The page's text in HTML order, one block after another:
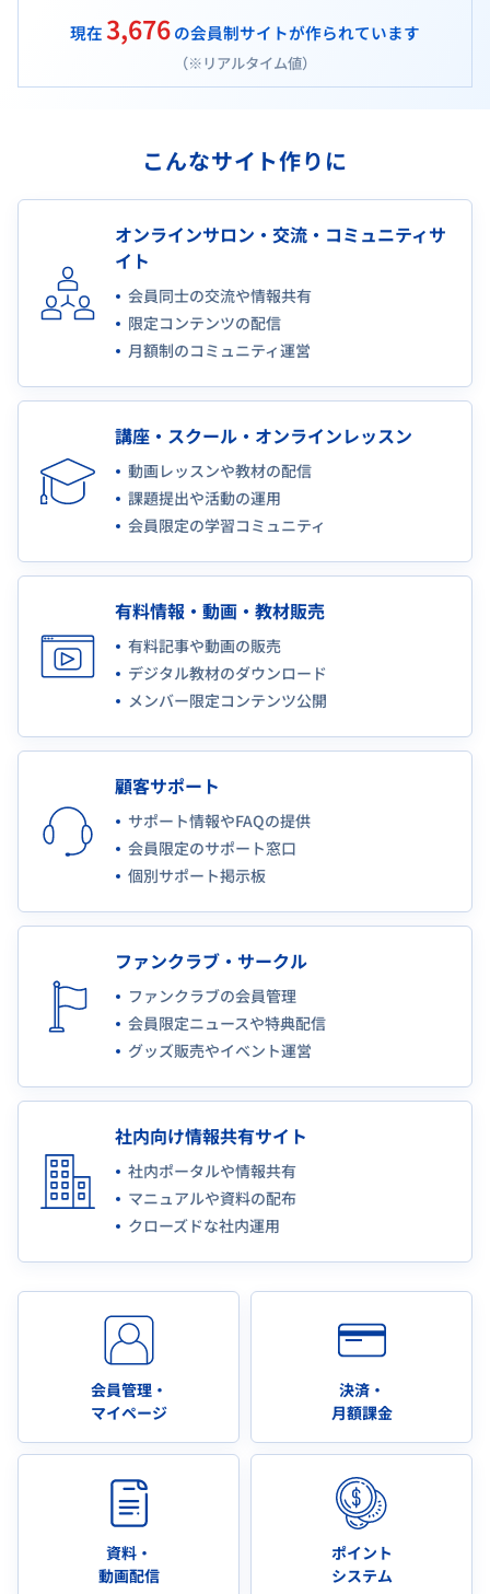
現在3,676の会員制サイトが作られています
（※リアルタイム値）
こんなサイト作りに
オンラインサロン・交流・コミュニティサ
イト
会員同士の交流や情報共有
限定コンテンツの配信
月額制のコミュニティ運営
講座・スクール・オンラインレッスン
動画レッスンや教材の配信
課題提出や活動の運用
会員限定の学習コミュニティ
有料情報・動画・教材販売
有料記事や動画の販売
デジタル教材のダウンロード
メンバー限定コンテンツ公開
顧客サポート
サポート情報やFAQの提供
会員限定のサポート窓口
個別サポート掲示板
ファンクラブ・サークル
ファンクラブの会員管理
会員限定ニュースや特典配信
グッズ販売やイベント運営
社内向け情報共有サイト
社内ポータルや情報共有
マニュアルや資料の配布
クローズドな社内運用
会員管理・
マイページ
決済・
月額課金
資料・
動画配信
ポイント
システム